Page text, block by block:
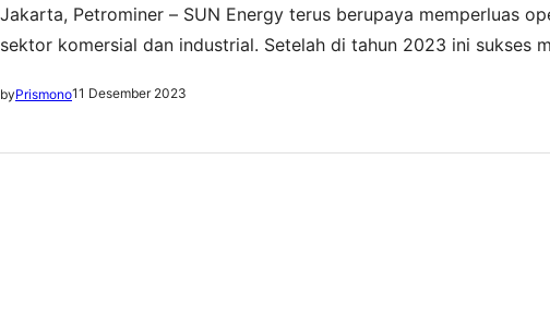
Jakarta, Petrominer – SUN Energy terus berupaya memperluas
sektor komersial dan industrial. Setelah di tahun 2023 ini sukses
Energy, Dion Jefferson,…
byPrismono11 Desember 2023